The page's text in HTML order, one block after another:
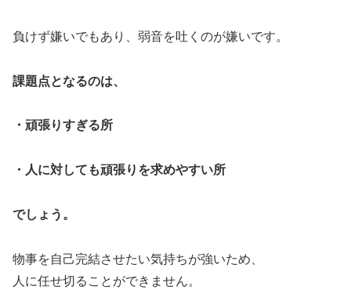
負けず嫌いでもあり、弱音を吐くのが嫌いです。
課題点となるのは、
・頑張りすぎる所
・人に対しても頑張りを求めやすい所
でしょう。
物事を自己完結させたい気持ちが強いため、
人に任せ切ることができません。